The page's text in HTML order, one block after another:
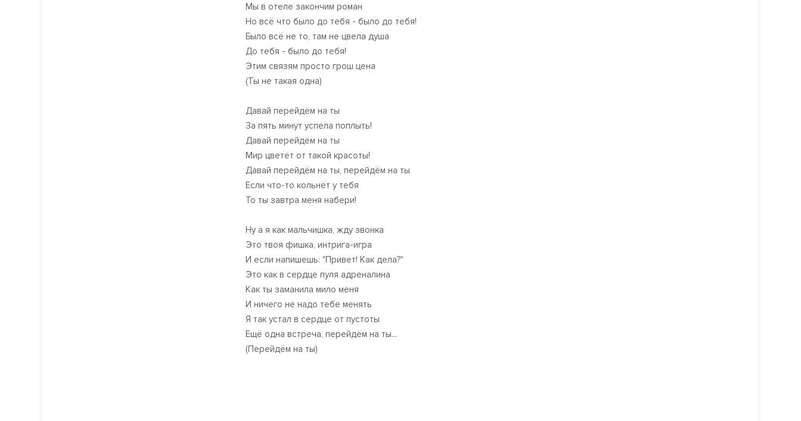
Мы в отеле закончим роман
Но всё что было до тебя - было до тебя!
Было всё не то, там не цвела душа
До тебя - было до тебя!
Этим связям просто грош цена
(Ты не такая одна)
Давай перейдём на ты
За пять минут успела поплыть!
Давай перейдём на ты
Мир цветёт от такой красоты!
Давай перейдём на ты, перейдём на ты
Если что-то кольнёт у тебя
То ты завтра меня набери!
Ну а я как мальчишка, жду звонка
Это твоя фишка, интрига-игра
И если напишешь: "Привет! Как дела?"
Это как в сердце пуля адреналина
Как ты заманила мило меня
И ничего не надо тебе менять
Я так устал в сердце от пустоты
Ещё одна встреча, перейдём на ты...
(Перейдём на ты)